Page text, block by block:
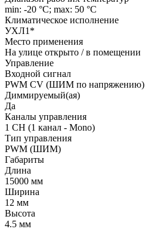
min: -20 °C; max: 50 °C
Климатическое исполнение
УХЛ1*
Место применения
На улице открыто / в помещении
Управление
Входной сигнал
PWM СV (ШИМ по напряжению)
Диммируемый(ая)
Да
Каналы управления
1 CH (1 канал - Mono)
Тип управления
PWM (ШИМ)
Габариты
Длина
15000 мм
Ширина
12 мм
Высота
4.5 мм